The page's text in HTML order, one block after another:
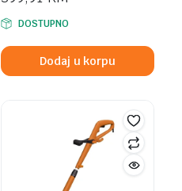
DOSTUPNO
Dodaj u korpu